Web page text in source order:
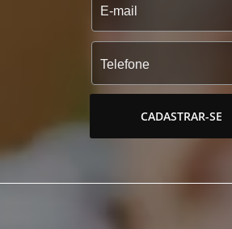
CADASTRAR-SE